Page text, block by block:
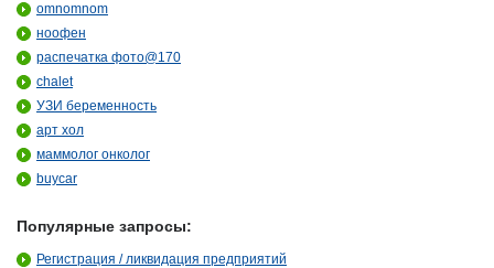
omnomnom
ноофен
распечатка фото@170
chalet
УЗИ беременность
арт хол
маммолог онколог
buycar
Популярные запросы:
Регистрация / ликвидация предприятий